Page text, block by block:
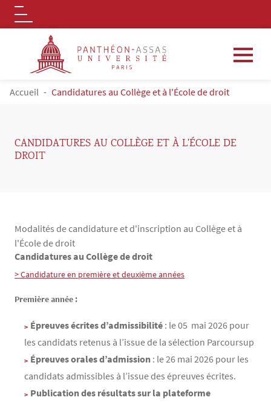
Aller au contenu principal
Logo
FIL D'ARIANE
Accueil Candidatures au Collège et à l'École de droit
CANDIDATURES AU COLLÈGE ET À L'ÉCOLE DE
DROIT
Modalités de candidature et d'inscription au Collège et à
l'École de droit
Contenu
Texte
Candidatures au Collège de droit
> Candidature en première et deuxième années
Première année :
Épreuves écrites d’admissibilité : le 05 mai 2026 pour
les candidats retenus à l’issue de la sélection Parcoursup
Épreuves orales d’admission : le 26 mai 2026 pour les
candidats admissibles à l’issue des épreuves écrites.
Publication des résultats sur la plateforme